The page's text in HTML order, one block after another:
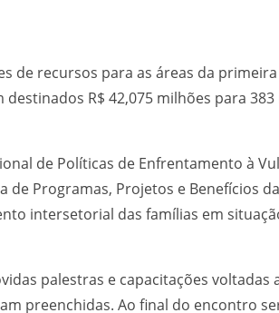
de recursos para as áreas da
R$ 42,075 milhões para
de Políticas de Enfrentamento à
Programas, Projetos e Benefícios
intersetorial das famílias em
palestras e capacitações voltadas
preenchidas. Ao final do encontro